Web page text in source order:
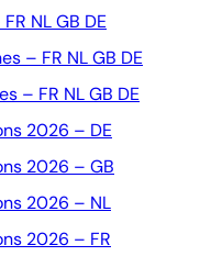
NL GB DE
– FR NL GB DE
– FR NL GB DE
2026 – DE
2026 – GB
2026 – NL
2026 – FR